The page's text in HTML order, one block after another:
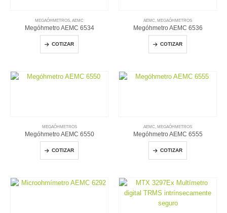
MEGAÓHMETROS, AEMC
Megóhmetro AEMC 6534
COTIZAR
AEMC, MEGAÓHMETROS
Megóhmetro AEMC 6536
COTIZAR
MEGAÓHMETROS
Megóhmetro AEMC 6550
COTIZAR
AEMC, MEGAÓHMETROS
Megóhmetro AEMC 6555
COTIZAR